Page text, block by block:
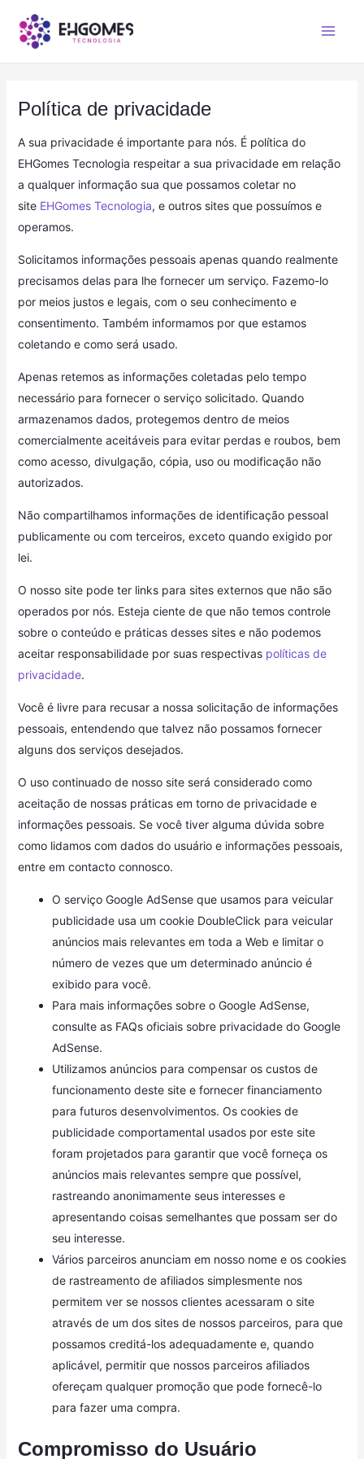
Política de privacidade
A sua privacidade é importante para nós. É política do
EHGomes Tecnologia respeitar a sua privacidade em relação
a qualquer informação sua que possamos coletar no
site EHGomes Tecnologia, e outros sites que possuímos e
operamos.
Solicitamos informações pessoais apenas quando realmente
precisamos delas para lhe fornecer um serviço. Fazemo-lo
por meios justos e legais, com o seu conhecimento e
consentimento. Também informamos por que estamos
coletando e como será usado.
Apenas retemos as informações coletadas pelo tempo
necessário para fornecer o serviço solicitado. Quando
armazenamos dados, protegemos dentro de meios
comercialmente aceitáveis ​​para evitar perdas e roubos, bem
como acesso, divulgação, cópia, uso ou modificação não
autorizados.
Não compartilhamos informações de identificação pessoal
publicamente ou com terceiros, exceto quando exigido por
lei.
O nosso site pode ter links para sites externos que não são
operados por nós. Esteja ciente de que não temos controle
sobre o conteúdo e práticas desses sites e não podemos
aceitar responsabilidade por suas respectivas políticas de
privacidade.
Você é livre para recusar a nossa solicitação de informações
pessoais, entendendo que talvez não possamos fornecer
alguns dos serviços desejados.
O uso continuado de nosso site será considerado como
aceitação de nossas práticas em torno de privacidade e
informações pessoais. Se você tiver alguma dúvida sobre
como lidamos com dados do usuário e informações pessoais,
entre em contacto connosco.
O serviço Google AdSense que usamos para veicular
publicidade usa um cookie DoubleClick para veicular
anúncios mais relevantes em toda a Web e limitar o
número de vezes que um determinado anúncio é
exibido para você.
Para mais informações sobre o Google AdSense,
consulte as FAQs oficiais sobre privacidade do Google
AdSense.
Utilizamos anúncios para compensar os custos de
funcionamento deste site e fornecer financiamento
para futuros desenvolvimentos. Os cookies de
publicidade comportamental usados ​​por este site
foram projetados para garantir que você forneça os
anúncios mais relevantes sempre que possível,
rastreando anonimamente seus interesses e
apresentando coisas semelhantes que possam ser do
seu interesse.
Vários parceiros anunciam em nosso nome e os cookies
de rastreamento de afiliados simplesmente nos
permitem ver se nossos clientes acessaram o site
através de um dos sites de nossos parceiros, para que
possamos creditá-los adequadamente e, quando
aplicável, permitir que nossos parceiros afiliados
ofereçam qualquer promoção que pode fornecê-lo
para fazer uma compra.
Compromisso do Usuário